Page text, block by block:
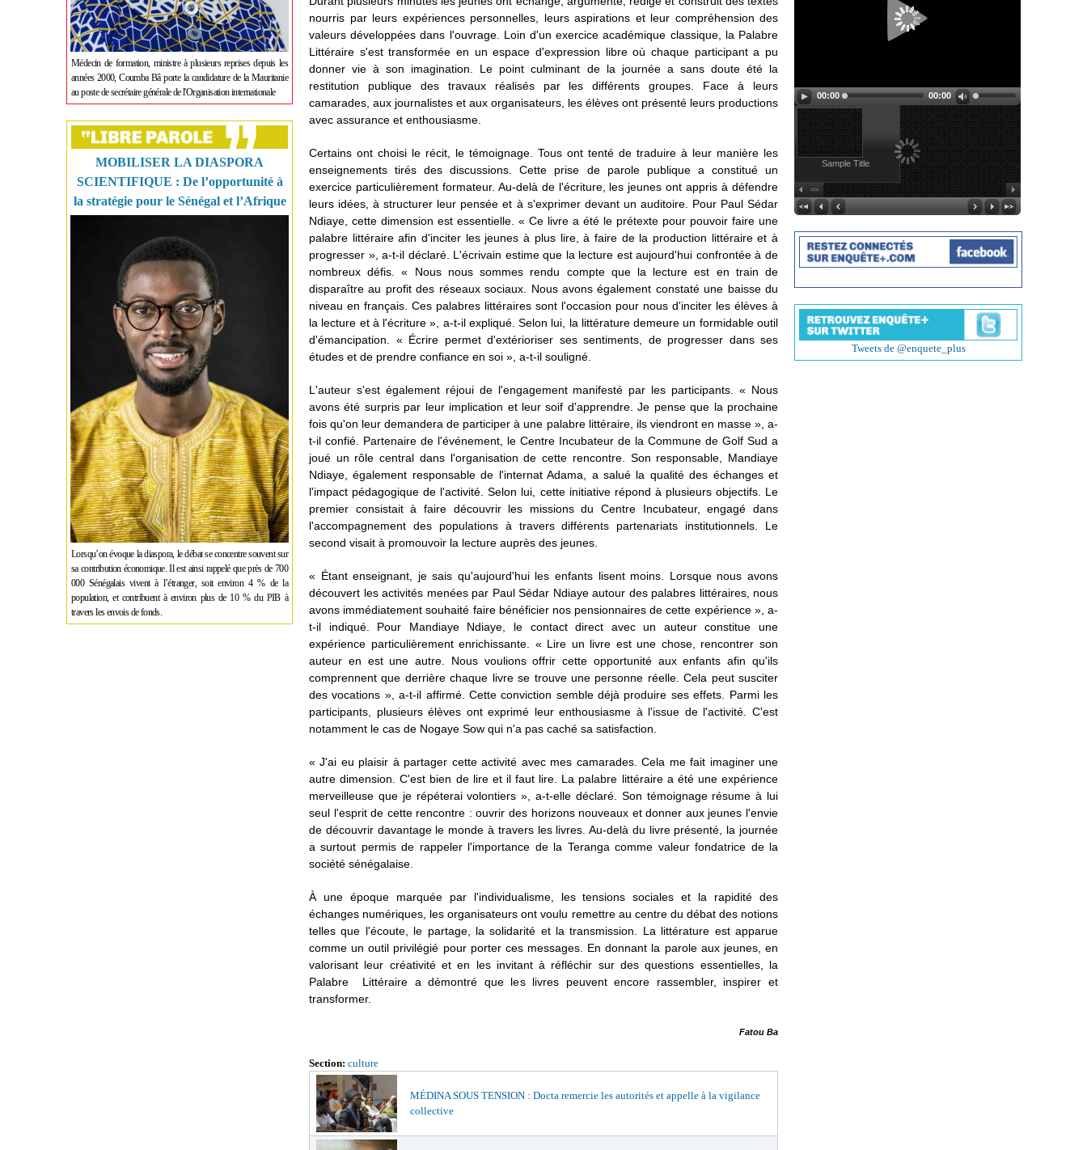
Médecin de formation, ministre à plusieurs reprises depuis les
années 2000, Coumba Bâ porte la candidature de la Mauritanie
au poste de secrétaire générale de l'Organisation internationale
MOBILISER LA DIASPORA
SCIENTIFIQUE : De l’opportunité à
la stratégie pour le Sénégal et l’Afrique
Lorsqu’on évoque la diaspora, le débat se concentre souvent sur
sa contribution économique. Il est ainsi rappelé que près de 700
000 Sénégalais vivent à l’étranger, soit environ 4 % de la
population, et contribuent à environ plus de 10 % du PIB à
travers les envois de fonds.
nourris par leurs expériences personnelles, leurs aspirations et leur compréhension des
valeurs développées dans l'ouvrage. Loin d'un exercice académique classique, la Palabre
Littéraire s'est transformée en un espace d'expression libre où chaque participant a pu
donner vie à son imagination. Le point culminant de la journée a sans doute été la
restitution publique des travaux réalisés par les différents groupes. Face à leurs
camarades, aux journalistes et aux organisateurs, les élèves ont présenté leurs productions
avec assurance et enthousiasme.
Certains ont choisi le récit, le témoignage. Tous ont tenté de traduire à leur manière les
enseignements tirés des discussions. Cette prise de parole publique a constitué un
exercice particulièrement formateur. Au-delà de l'écriture, les jeunes ont appris à défendre
leurs idées, à structurer leur pensée et à s'exprimer devant un auditoire. Pour Paul Sédar
Ndiaye, cette dimension est essentielle. « Ce livre a été le prétexte pour pouvoir faire une
palabre littéraire afin d'inciter les jeunes à plus lire, à faire de la production littéraire et à
progresser », a-t-il déclaré. L'écrivain estime que la lecture est aujourd'hui confrontée à de
nombreux défis. « Nous nous sommes rendu compte que la lecture est en train de
disparaître au profit des réseaux sociaux. Nous avons également constaté une baisse du
niveau en français. Ces palabres littéraires sont l'occasion pour nous d'inciter les élèves à
la lecture et à l'écriture », a-t-il expliqué. Selon lui, la littérature demeure un formidable outil
d'émancipation. « Écrire permet d'extérioriser ses sentiments, de progresser dans ses
études et de prendre confiance en soi », a-t-il souligné.
L'auteur s'est également réjoui de l'engagement manifesté par les participants. « Nous
avons été surpris par leur implication et leur soif d'apprendre. Je pense que la prochaine
fois qu'on leur demandera de participer à une palabre littéraire, ils viendront en masse », a-
t-il confié. Partenaire de l'événement, le Centre Incubateur de la Commune de Golf Sud a
joué un rôle central dans l'organisation de cette rencontre. Son responsable, Mandiaye
Ndiaye, également responsable de l'internat Adama, a salué la qualité des échanges et
l'impact pédagogique de l'activité. Selon lui, cette initiative répond à plusieurs objectifs. Le
premier consistait à faire découvrir les missions du Centre Incubateur, engagé dans
l'accompagnement des populations à travers différents partenariats institutionnels. Le
second visait à promouvoir la lecture auprès des jeunes.
« Étant enseignant, je sais qu'aujourd'hui les enfants lisent moins. Lorsque nous avons
découvert les activités menées par Paul Sédar Ndiaye autour des palabres littéraires, nous
avons immédiatement souhaité faire bénéficier nos pensionnaires de cette expérience », a-
t-il indiqué. Pour Mandiaye Ndiaye, le contact direct avec un auteur constitue une
expérience particulièrement enrichissante. « Lire un livre est une chose, rencontrer son
auteur en est une autre. Nous voulions offrir cette opportunité aux enfants afin qu'ils
comprennent que derrière chaque livre se trouve une personne réelle. Cela peut susciter
des vocations », a-t-il affirmé. Cette conviction semble déjà produire ses effets. Parmi les
participants, plusieurs élèves ont exprimé leur enthousiasme à l'issue de l'activité. C'est
notamment le cas de Nogaye Sow qui n'a pas caché sa satisfaction.
« J'ai eu plaisir à partager cette activité avec mes camarades. Cela me fait imaginer une
autre dimension. C'est bien de lire et il faut lire. La palabre littéraire a été une expérience
merveilleuse que je répéterai volontiers », a-t-elle déclaré. Son témoignage résume à lui
seul l'esprit de cette rencontre : ouvrir des horizons nouveaux et donner aux jeunes l'envie
de découvrir davantage le monde à travers les livres. Au-delà du livre présenté, la journée
a surtout permis de rappeler l'importance de la Teranga comme valeur fondatrice de la
société sénégalaise.
À une époque marquée par l'individualisme, les tensions sociales et la rapidité des
échanges numériques, les organisateurs ont voulu remettre au centre du débat des notions
telles que l'écoute, le partage, la solidarité et la transmission. La littérature est apparue
comme un outil privilégié pour porter ces messages. En donnant la parole aux jeunes, en
valorisant leur créativité et en les invitant à réfléchir sur des questions essentielles, la
Palabre Littéraire a démontré que les livres peuvent encore rassembler, inspirer et
transformer.
Fatou Ba
Section: culture
MÉDINA SOUS TENSION : Docta remercie les autorités et appelle à la vigilance
collective
00:00 00:00
Sample Title
Tweets de @enquete_plus